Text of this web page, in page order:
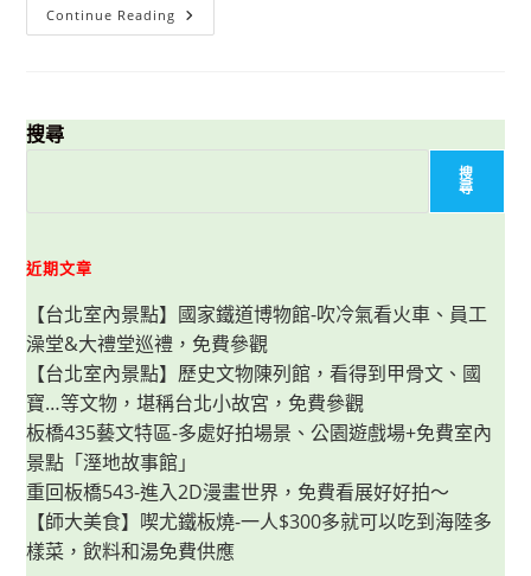
理
Continue Reading 【開
箱】
餘
蟲
孳
生
和
臭
味，
一
鍵
啟
動
好
操
作，
大
幅
減
搜尋
搜
尋
近期文章
【台北室內景點】國家鐵道博物館-吹冷氣看火車、員工
澡堂&大禮堂巡禮，免費參觀
【台北室內景點】歷史文物陳列館，看得到甲骨文、國
寶…等文物，堪稱台北小故宮，免費參觀
板橋435藝文特區-多處好拍場景、公園遊戲場+免費室內
景點「溼地故事館」
重回板橋543-進入2D漫畫世界，免費看展好好拍～
【師大美食】喫尤鐵板燒-一人$300多就可以吃到海陸多
樣菜，飲料和湯免費供應